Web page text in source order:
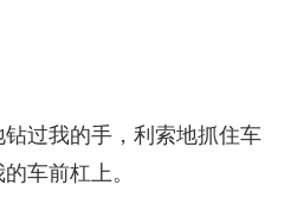
过我的手，利索地抓住车
车前杠上。